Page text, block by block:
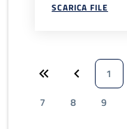
SCARICA FILE
1
7
8 9